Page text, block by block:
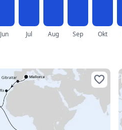
Jun Jul Aug Sep Okt